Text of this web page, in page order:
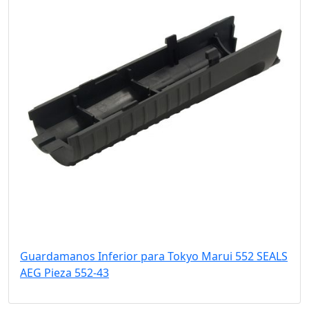
Guardamanos Inferior para Tokyo Marui 552 SEALS
AEG Pieza 552-43